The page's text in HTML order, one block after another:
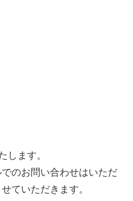
します。
のお問い合わせはいただ
ていただきます。